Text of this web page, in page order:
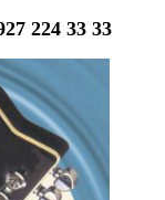
224 33 33